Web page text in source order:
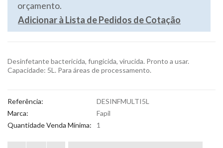
orçamento.
Adicionar à Lista de Pedidos de Cotação
Desinfetante bactericida, fungicida, virucida. Pronto a usar.
Capacidade: 5L. Para áreas de processamento.
Referência:
DESINFMULTI5L
Marca:
Fapil
Quantidade Venda Mínima:
1